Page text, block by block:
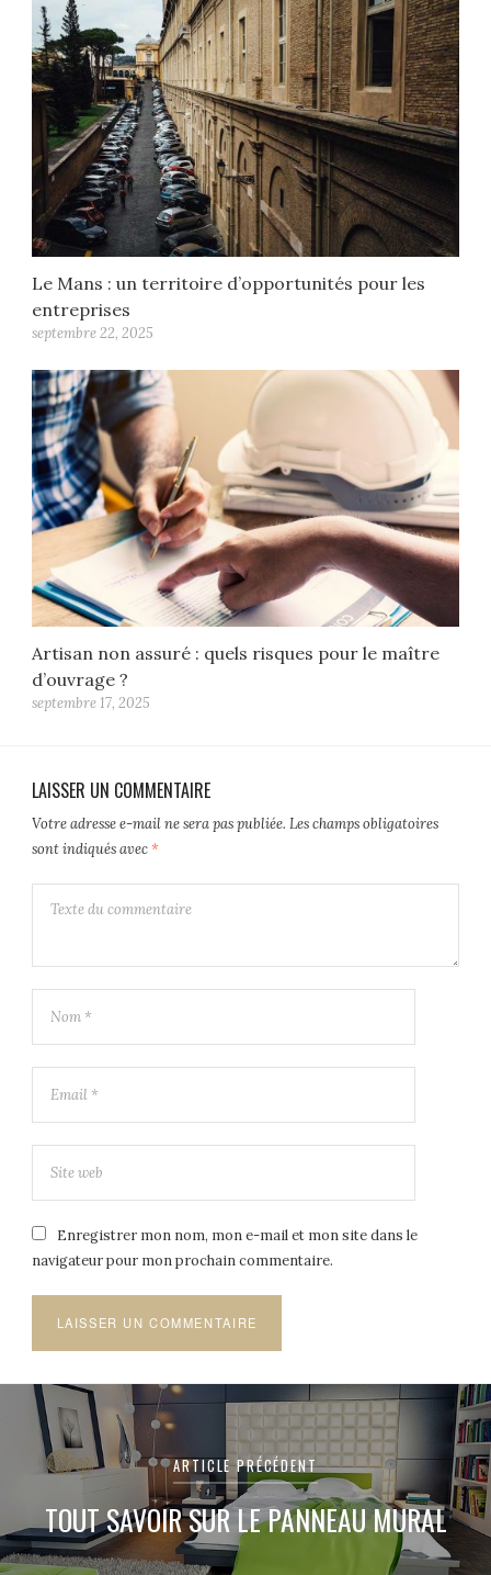
Le Mans : un territoire d’opportunités pour les
entreprises
septembre 22, 2025
Artisan non assuré : quels risques pour le maître
d’ouvrage ?
septembre 17, 2025
LAISSER UN COMMENTAIRE
Votre adresse e-mail ne sera pas publiée. Les champs obligatoires
sont indiqués avec*
Enregistrer mon nom, mon e-mail et mon site dans le
navigateur pour mon prochain commentaire.
Navigation
l’article
ARTICLE PRÉCÉDENT
TOUT SAVOIR SUR LE PANNEAU MURAL